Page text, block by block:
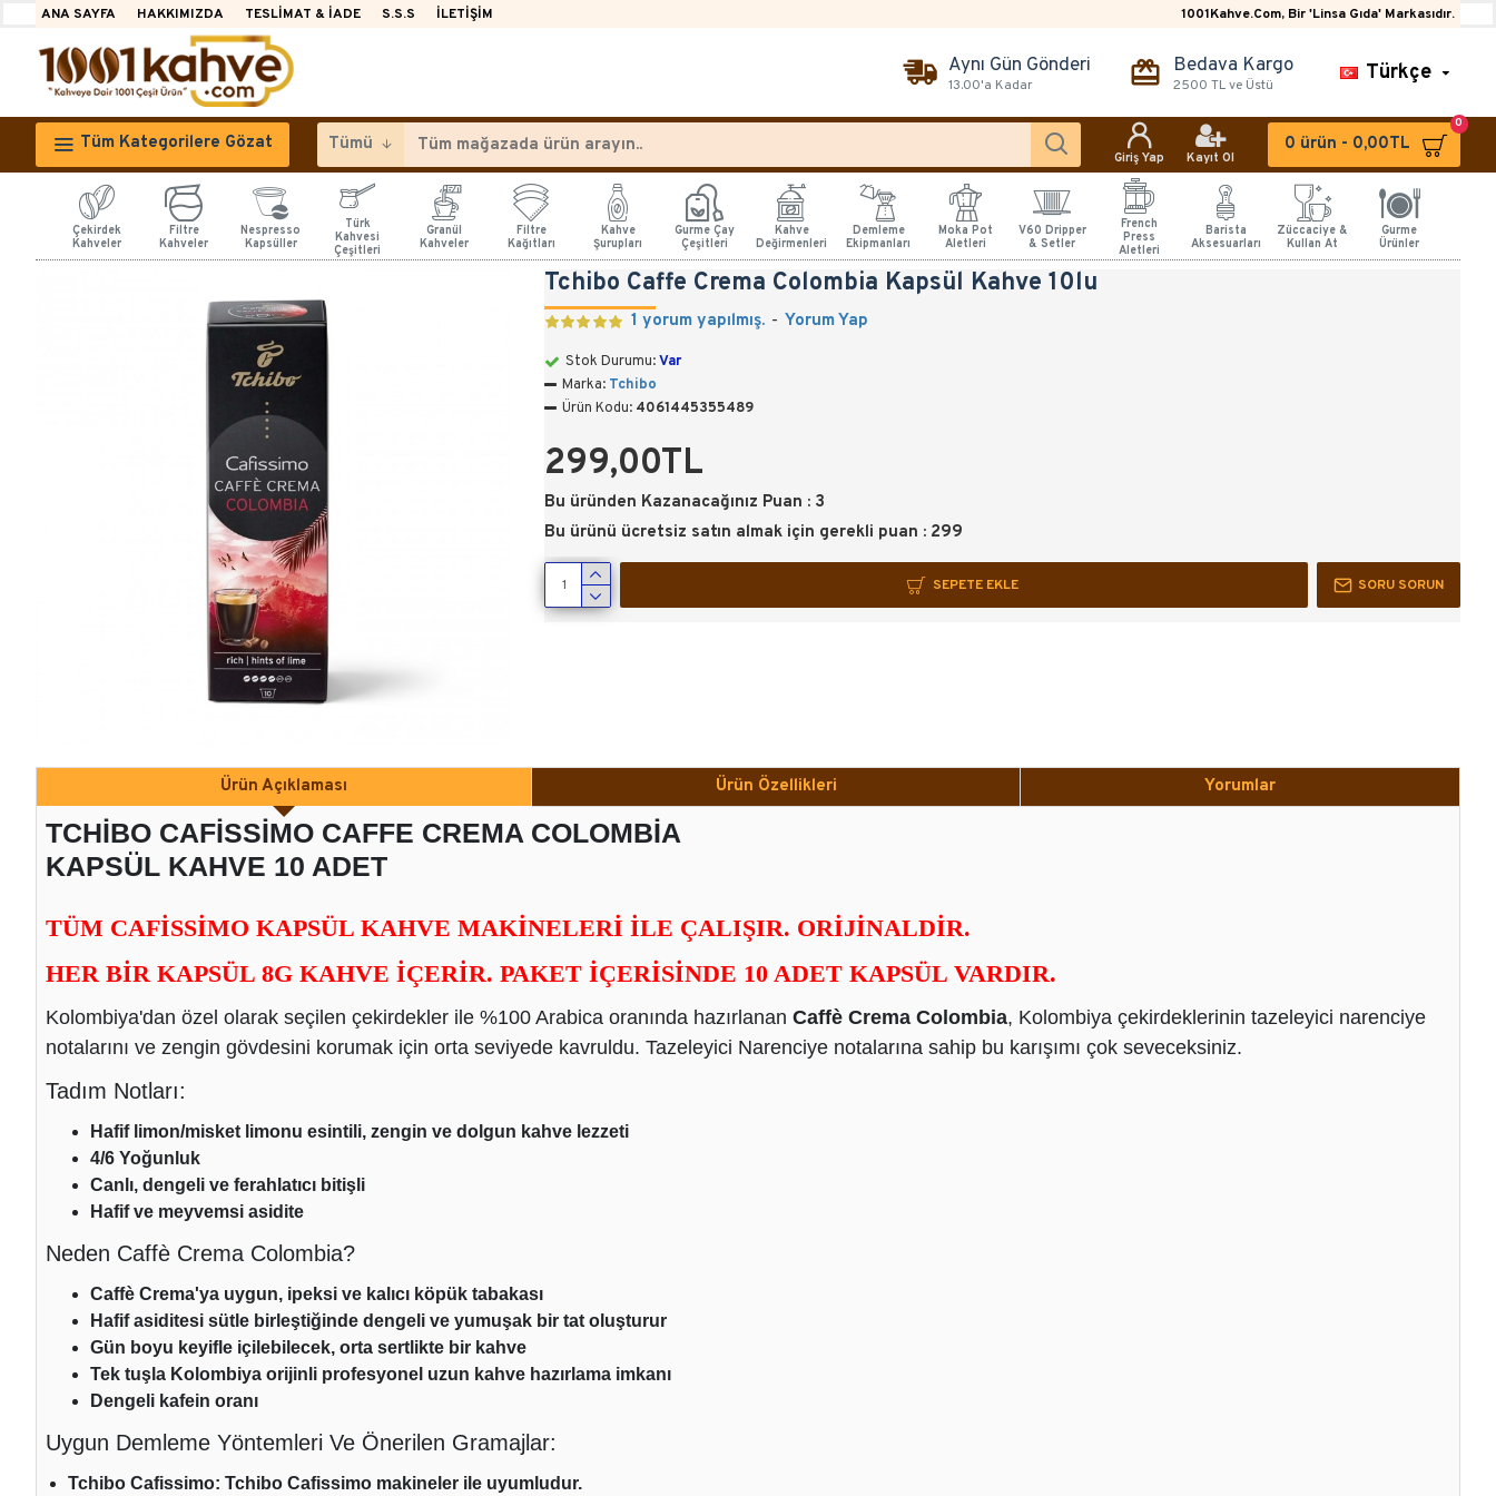
ANA SAYFA HAKKIMIZDA TESLIMAT & İADE S.S.S İLETIŞIM 1001Kahve.Com, Bir 'Linsa Gıda' Markasıdır.
Aynı Gün Gönderi
13.00'a Kadar
Bedava Kargo
2500 TL ve Üstü
Türkçe
Tüm Kategorilere Gözat Tümü
Giriş Yap Kayıt Ol
0 ürün - 0,00TL
0
Çekirdek
Kahveler
Filtre
Kahveler
Nespresso
Kapsüller
Türk
Kahvesi
Çeşitleri
Granül
Kahveler
Filtre
Kağıtları
Kahve
Şurupları
Gurme Çay
Çeşitleri
Kahve
Değirmenleri
Demleme
Ekipmanları
Moka Pot
Aletleri
V60 Dripper
& Setler
French
Press
Aletleri
Barista
Aksesuarları
Züccaciye &
Kullan At
Gurme
Ürünler
Tchibo Caffe Crema Colombia Kapsül Kahve 10lu
1 yorum yapılmış. - Yorum Yap
299,00TL
Bu üründen Kazanacağınız Puan : 3
Bu ürünü ücretsiz satın almak için gerekli puan : 299
Stok Durumu: Var
Marka: Tchibo
Ürün Kodu: 4061445355489
SEPETE EKLE SORU SORUN
Ürün Açıklaması Ürün Özellikleri Yorumlar
TCHİBO CAFİSSİMO CAFFE CREMA COLOMBİA
KAPSÜL KAHVE 10 ADET
TÜM CAFISSIMO KAPSÜL KAHVE MAKINELERI İLE ÇALIŞIR. ORIJINALDIR.
HER BIR KAPSÜL 8G KAHVE IÇERIR. PAKET İÇERISINDE 10 ADET KAPSÜL VARDIR.
Kolombiya'dan özel olarak seçilen çekirdekler ile %100 Arabica oranında hazırlanan Caffè Crema Colombia, Kolombiya çekirdeklerinin tazeleyici narenciye
notalarını ve zengin gövdesini korumak için orta seviyede kavruldu. Tazeleyici Narenciye notalarına sahip bu karışımı çok seveceksiniz.
Tadım Notları:
Hafif limon/misket limonu esintili, zengin ve dolgun kahve lezzeti
4/6 Yoğunluk
Canlı, dengeli ve ferahlatıcı bitişli
Hafif ve meyvemsi asidite
Neden Caffè Crema Colombia?
Caffè Crema'ya uygun, ipeksi ve kalıcı köpük tabakası
Hafif asiditesi sütle birleştiğinde dengeli ve yumuşak bir tat oluşturur
Gün boyu keyifle içilebilecek, orta sertlikte bir kahve
Tek tuşla Kolombiya orijinli profesyonel uzun kahve hazırlama imkanı
Dengeli kafein oranı
Uygun Demleme Yöntemleri Ve Önerilen Gramajlar:
Tchibo Cafissimo: Tchibo Cafissimo makineler ile uyumludur.